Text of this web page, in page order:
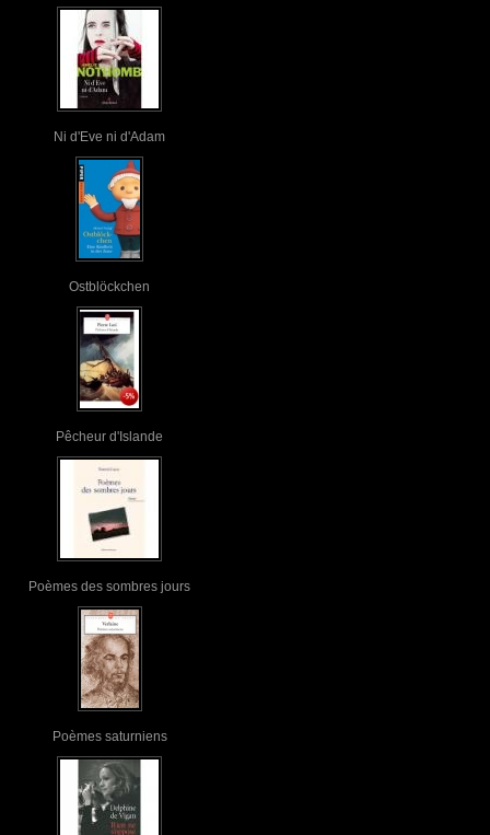
Ni d'Eve ni d'Adam
Ostblöckchen
Pêcheur d'Islande
Poèmes des sombres jours
Poèmes saturniens